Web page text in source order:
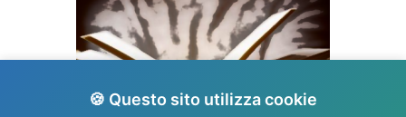
🍪 Questo sito utilizza cookie